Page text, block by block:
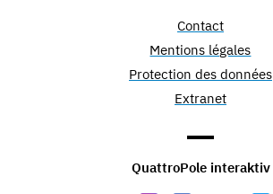
Contact
Mentions légales
Protection des données
Extranet
QuattroPole interaktiv